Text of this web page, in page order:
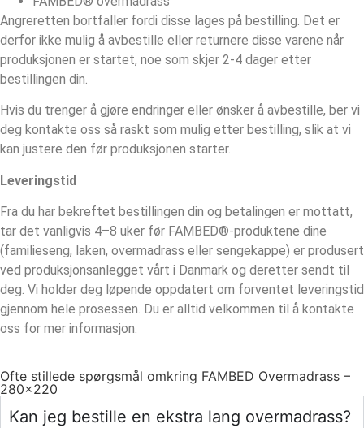
Angreretten bortfaller fordi disse lages på bestilling. Det er
derfor ikke mulig å avbestille eller returnere disse varene når
produksjonen er startet, noe som skjer 2-4 dager etter
bestillingen din.
Hvis du trenger å gjøre endringer eller ønsker å avbestille, ber vi
deg kontakte oss så raskt som mulig etter bestilling, slik at vi
kan justere den før produksjonen starter.
Leveringstid
Fra du har bekreftet bestillingen din og betalingen er mottatt,
tar det vanligvis 4–8 uker før FAMBED®-produktene dine
(familieseng, laken, overmadrass eller sengekappe) er produsert
ved produksjonsanlegget vårt i Danmark og deretter sendt til
deg. Vi holder deg løpende oppdatert om forventet leveringstid
gjennom hele prosessen. Du er alltid velkommen til å kontakte
oss for mer informasjon.
Ofte stillede spørgsmål omkring FAMBED Overmadrass –
280×220
Kan jeg bestille en ekstra lang overmadrass?